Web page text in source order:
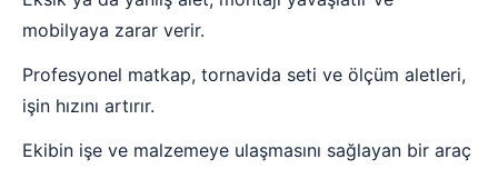
mobilyaya zarar verir.
Profesyonel matkap, tornavida seti ve ölçüm aletleri,
işin hızını artırır.
Ekibin işe ve malzemeye ulaşmasını sağlayan bir araç